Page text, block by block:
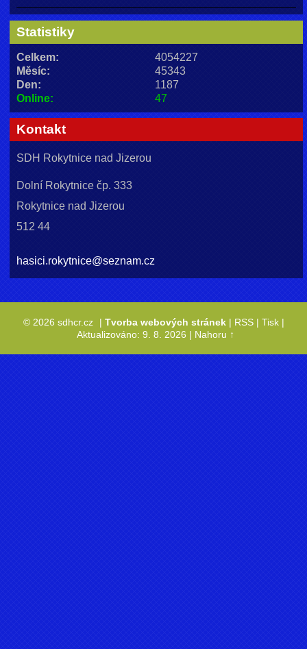
Statistiky
Online: 47
Celkem:
4054227
Měsíc:
45343
Den:
1187
Kontakt
SDH Rokytnice nad Jizerou
Dolní Rokytnice čp. 333
Rokytnice nad Jizerou
512 44
hasici.rokytnice@seznam.cz
© 2026 sdhcr.cz | Tvorba webových stránek| RSS| Tisk|
Aktualizováno: 9. 8. 2026 | Nahoru ↑